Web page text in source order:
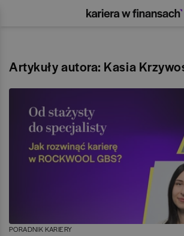
Artykuły autora: Kasia
PORADNIK KARIERY